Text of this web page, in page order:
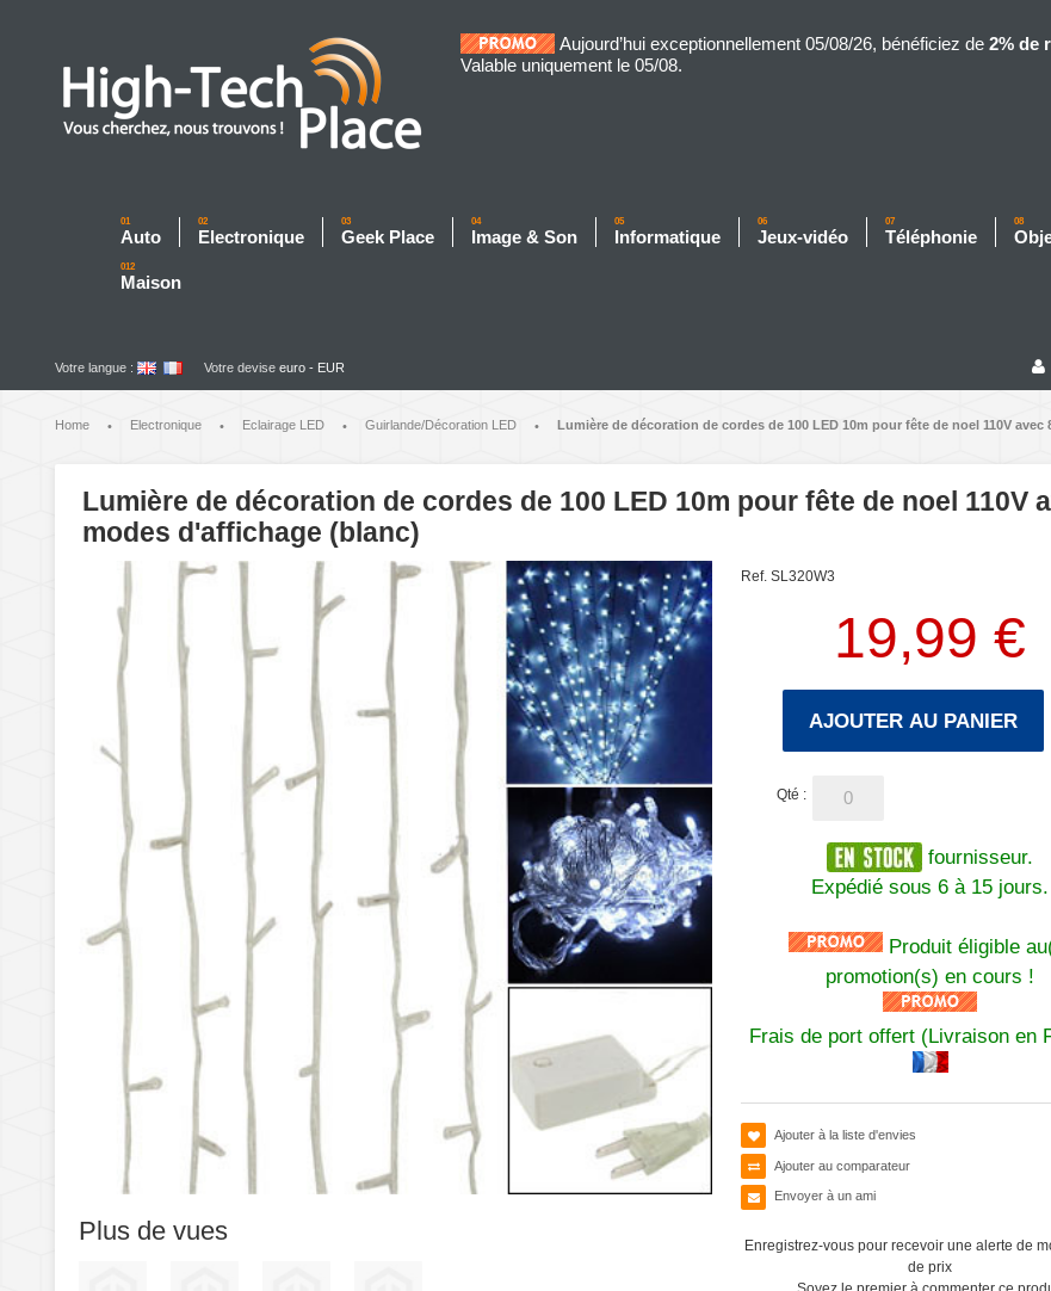
Aujourd’hui exceptionnellement 05/08/26, bénéficiez de 2% de
Valable uniquement le 05/08.
01
Auto
02
Electronique
03
Geek Place
04
Image & Son
05
Informatique
06
Jeux-vidéo
07
Téléphonie
08
012
Maison
Votre langue : Votre devise euro - EUR
Home • Electronique • Eclairage LED • Guirlande/Décoration LED • Lumière de décoration de cordes de 100 LED 10m pour fête de noel 110V
Lumière de décoration de cordes de 100 LED 10m pour fête de noel 110V
modes d'affichage (blanc)
Plus de vues
Ref. SL320W3
19,99 €
AJOUTER AU PANIER
Qté :
fournisseur.
Expédié sous 6 à 15 jours.
Produit éligible
promotion(s) en cours !
Frais de port offert (Livraison en
Ajouter à la liste d'envies
Ajouter au comparateur
Envoyer à un ami
Enregistrez-vous pour recevoir une alerte de
de prix